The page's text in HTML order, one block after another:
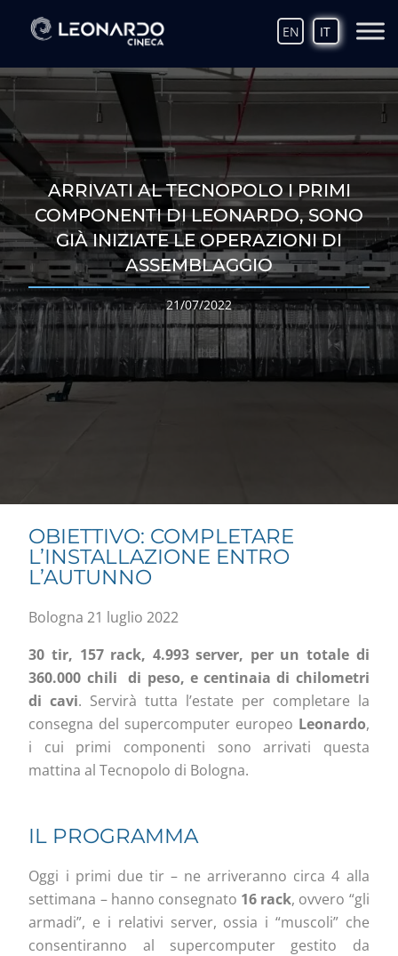
EN IT
ARRIVATI AL TECNOPOLO I PRIMI
COMPONENTI DI LEONARDO, SONO
GIÀ INIZIATE LE OPERAZIONI DI
ASSEMBLAGGIO
21/07/2022
OBIETTIVO: COMPLETARE
L’INSTALLAZIONE ENTRO
L’AUTUNNO
Bologna 21 luglio 2022
30 tir, 157 rack, 4.993 server, per un totale di
360.000 chili di peso, e centinaia di chilometri
di cavi. Servirà tutta l’estate per completare la
consegna del supercomputer europeo Leonardo,
i cui primi componenti sono arrivati questa
mattina al Tecnopolo di Bologna.
IL PROGRAMMA
Oggi i primi due tir – ne arriveranno circa 4 alla
settimana – hanno consegnato 16 rack, ovvero “gli
armadi”, e i relativi server, ossia i “muscoli” che
consentiranno al supercomputer gestito da